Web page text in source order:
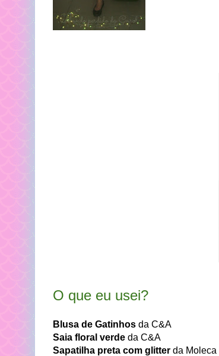
O que eu usei?
Blusa de Gatinhos da C&A
Saia floral verde da C&A
Sapatilha preta com glitter da Moleca